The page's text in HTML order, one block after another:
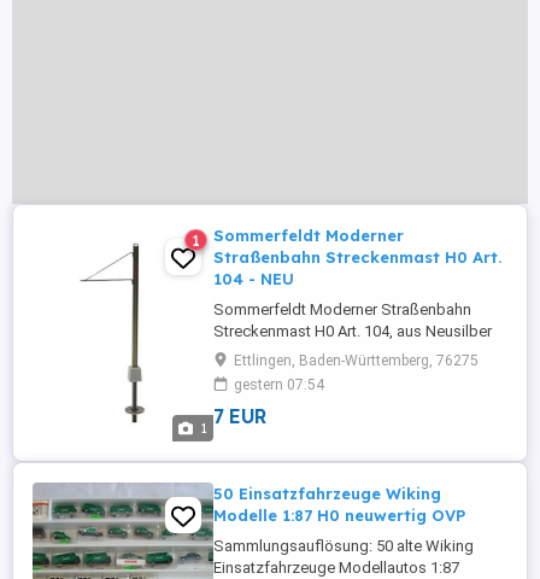
1
1
Sommerfeldt Moderner
Straßenbahn Streckenmast H0 Art.
104 - NEU
Sommerfeldt Moderner Straßenbahn
Streckenmast H0 Art. 104, aus Neusilber
(Preis ist für 1 Stk. aus einer VPE mit 5
Stk.!!!) . Alle angebotenen Artikel sind
NEUWARE mit 2 Jahren gesetzlicher
Gewähr und 14 Tagen Widerrufsrecht!
Versandkosten und Warenkorbrabatt
(Preisvergünstigung) ...
Ettlingen, Baden-Württemberg, 76275
gestern 07:54
7 EUR
50 Einsatzfahrzeuge Wiking
Modelle 1:87 H0 neuwertig OVP
Sammlungsauflösung: 50 alte Wiking
Einsatzfahrzeuge Modellautos 1:87